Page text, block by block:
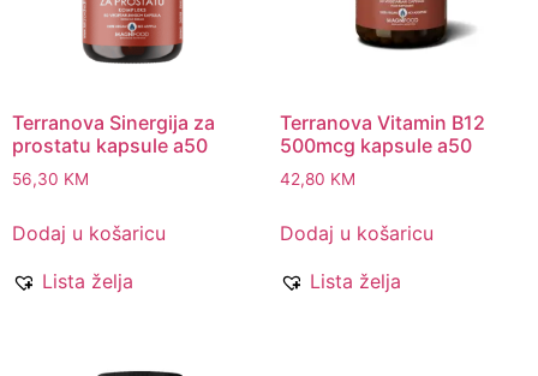
Terranova Sinergija za
prostatu kapsule a50
56,30 KM
Dodaj u košaricu
Lista želja
Terranova Vitamin B12
500mcg kapsule a50
42,80 KM
Dodaj u košaricu
Lista želja